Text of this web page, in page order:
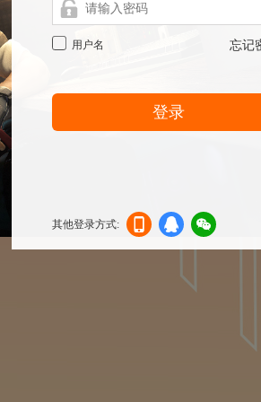
用户名 忘记
登录
其他登录方式:
机登
登录
信登